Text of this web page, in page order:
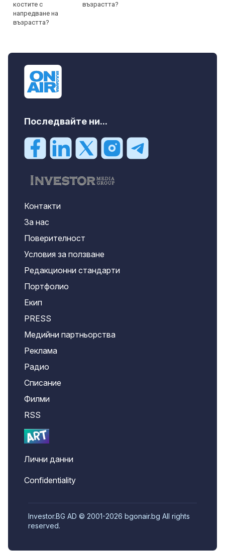
възрастта?
Последвайте ни...
Контакти
За нас
Поверителност
Условия за ползване
Редакционни стандарти
Портфолио
Екип
PRESS
Медийни партньорства
Реклама
Радио
Списание
Филми
RSS
Лични данни
Confidentiality
Investor.BG AD © 2001-2026 bgonair.bg All rights
reserved.